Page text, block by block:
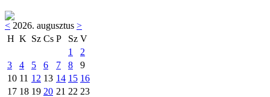
< 2026. augusztus >
H K Sz Cs P Sz V
1
2
3
4 5 6 7 8
9
10 11 12 13 14 15 16
17 18 19 20 21 22 23